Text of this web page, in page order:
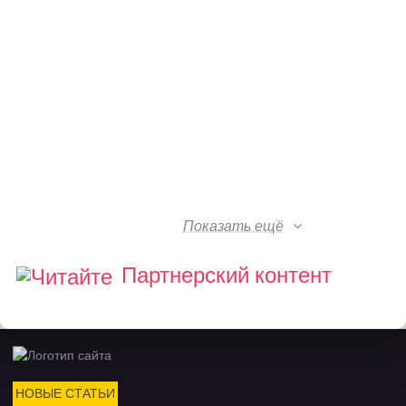
Показать ещё
Партнерский контент
НОВЫЕ СТАТЬИ